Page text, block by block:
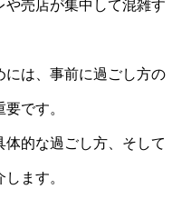
や売店が集中して混雑す
には、事前に過ごし方の
です。
体的な過ごし方、そして
ます。